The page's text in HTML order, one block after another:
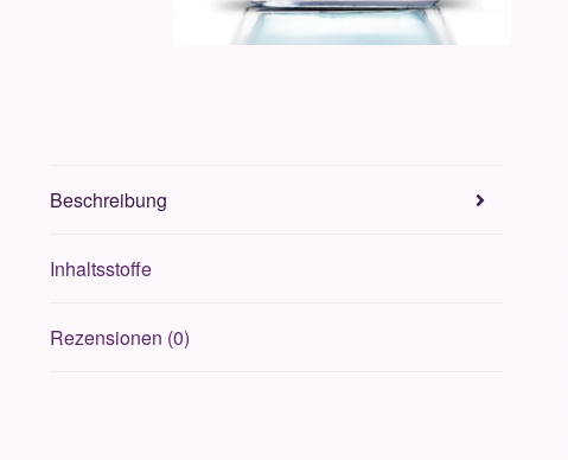
Beschreibung
Inhaltsstoffe
Rezensionen (0)